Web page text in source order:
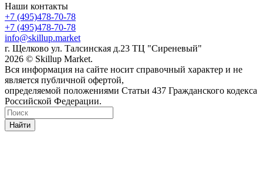
Наши контакты
+7 (495)478-70-78
+7 (495)478-70-78
info@skillup.market
г. Щелково ул. Талсинская д.23 ТЦ "Сиреневый"
2026 © Skillup Market.
Вся информация на сайте носит справочный характер и не
является публичной офертой,
определяемой положениями Статьи 437 Гражданского кодекса
Российской Федерации.
Найти